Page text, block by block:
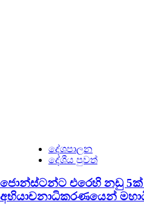
දේශපාලන
දේශීය පුවත්
ජොන්ස්ටන්ට එරෙහි නඩු 5ක්
අභියාචනාධිකරණයෙන්